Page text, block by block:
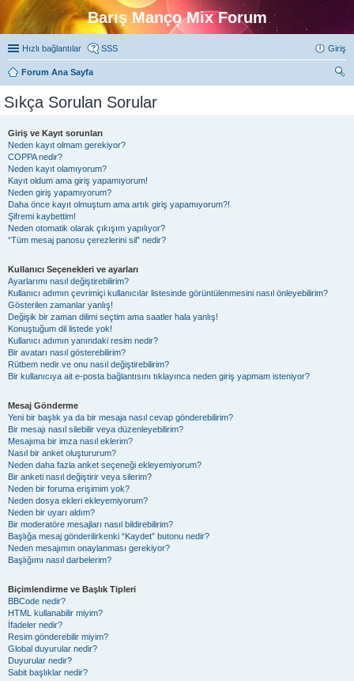
Barış Manço Mix Forum
Hızlı bağlantılar SSS Giriş
Forum Ana Sayfa
Sıkça Sorulan Sorular
Giriş ve Kayıt sorunları
Neden kayıt olmam gerekiyor?
COPPA nedir?
Neden kayıt olamıyorum?
Kayıt oldum ama giriş yapamıyorum!
Neden giriş yapamıyorum?
Daha önce kayıt olmuştum ama artık giriş yapamıyorum?!
Şifremi kaybettim!
Neden otomatik olarak çıkışım yapılıyor?
“Tüm mesaj panosu çerezlerini sil” nedir?
Kullanıcı Seçenekleri ve ayarları
Ayarlarımı nasıl değiştirebilirim?
Kullanıcı adımın çevrimiçi kullanıcılar listesinde görüntülenmesini nasıl önleyebilirim?
Gösterilen zamanlar yanlış!
Değişik bir zaman dilimi seçtim ama saatler hala yanlış!
Konuştuğum dil listede yok!
Kullanıcı adımın yanındaki resim nedir?
Bir avatarı nasıl gösterebilirim?
Rütbem nedir ve onu nasıl değiştirebilirim?
Bir kullanıcıya ait e-posta bağlantısını tıklayınca neden giriş yapmam isteniyor?
Mesaj Gönderme
Yeni bir başlık ya da bir mesaja nasıl cevap gönderebilirim?
Bir mesajı nasıl silebilir veya düzenleyebilirim?
Mesajıma bir imza nasıl eklerim?
Nasıl bir anket oluştururum?
Neden daha fazla anket seçeneği ekleyemiyorum?
Bir anketi nasıl değiştirir veya silerim?
Neden bir foruma erişimim yok?
Neden dosya ekleri ekleyemiyorum?
Neden bir uyarı aldım?
Bir moderatöre mesajları nasıl bildirebilirim?
Başlığa mesaj gönderilirkenki “Kaydet” butonu nedir?
Neden mesajımın onaylanması gerekiyor?
Başlığımı nasıl darbelerim?
Biçimlendirme ve Başlık Tipleri
BBCode nedir?
HTML kullanabilir miyim?
İfadeler nedir?
Resim gönderebilir miyim?
Global duyurular nedir?
Duyurular nedir?
Sabit başlıklar nedir?